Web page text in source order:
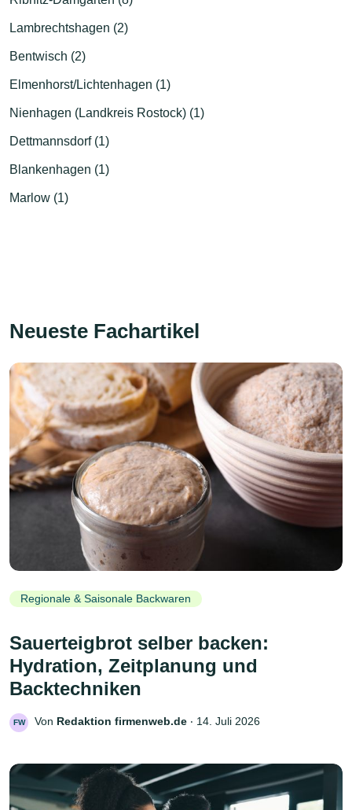
Lambrechtshagen (2)
Bentwisch (2)
Elmenhorst/Lichtenhagen (1)
Nienhagen (Landkreis Rostock) (1)
Dettmannsdorf (1)
Blankenhagen (1)
Marlow (1)
Neueste Fachartikel
Regionale & Saisonale Backwaren
Sauerteigbrot selber backen:
Hydration, Zeitplanung und
Backtechniken
FW Von Redaktion firmenweb.de ‧ 14. Juli 2026